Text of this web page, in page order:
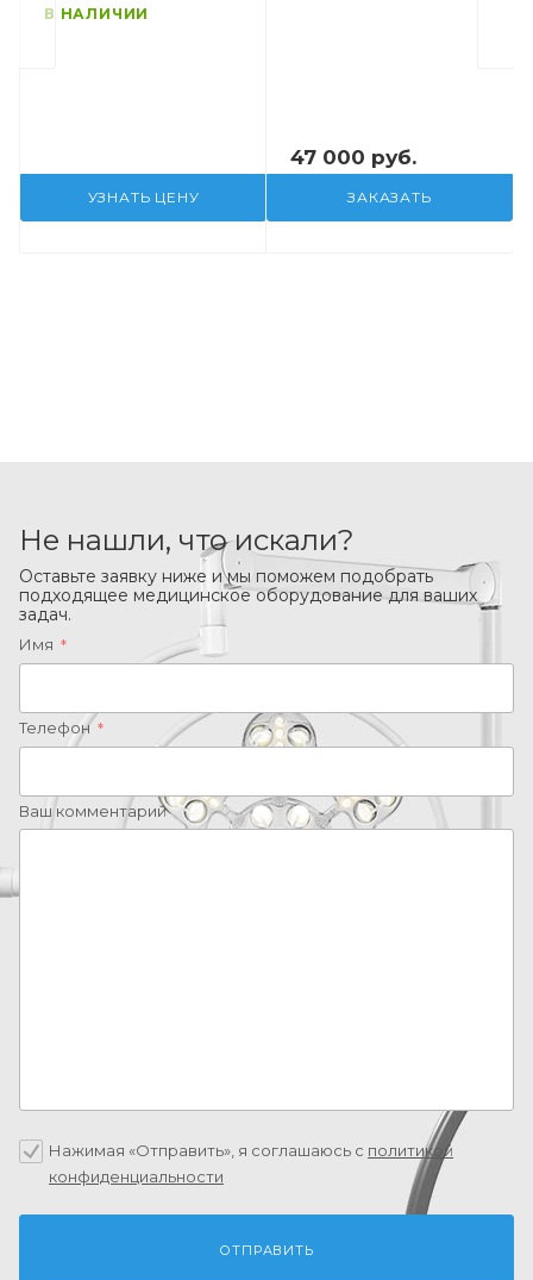
В НАЛИЧИИ
УЗНАТЬ ЦЕНУ
47 000 руб.
ЗАКАЗАТЬ
Не нашли, что искали?
Оставьте заявку ниже и мы поможем подобрать
подходящее медицинское оборудование для ваших
задач.
Имя *
Телефон *
Ваш комментарий
Нажимая «Отправить», я соглашаюсь c политикой
конфиденциальности